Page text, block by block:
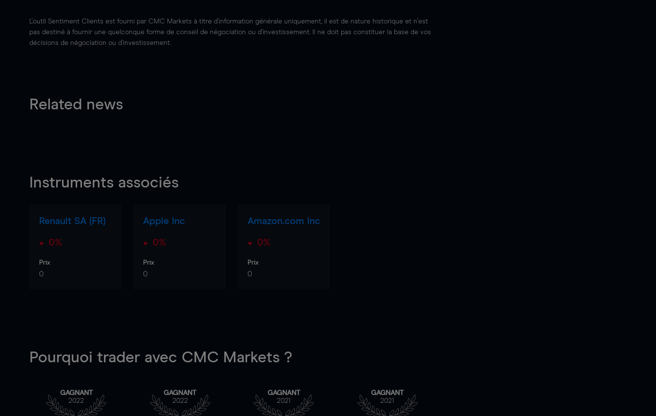
L'outil Sentiment Clients est fourni par CMC Markets à titre d'information générale uniquement, il est de nature historique et n'est
pas destiné à fournir une quelconque forme de conseil de négociation ou d'investissement. Il ne doit pas constituer la base de vos
décisions de négociation ou d'investissement.
Related news
Instruments associés
Renault SA (FR)
0%
Prix
0
Apple Inc
0%
Prix
0
Amazon.com Inc
0%
Prix
0
Pourquoi trader avec CMC Markets ?
GAGNANT
2022
GAGNANT
2022
GAGNANT
2021
GAGNANT
2021